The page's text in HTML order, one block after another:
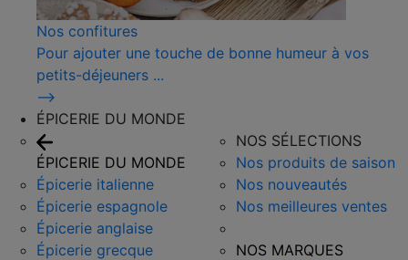
Nos confitures
Pour ajouter une touche de bonne humeur à vos
petits-déjeuners ...
⟶
ÉPICERIE DU MONDE
ÉPICERIE DU MONDE
Épicerie italienne
Épicerie espagnole
Épicerie anglaise
Épicerie grecque
NOS SÉLECTIONS
Nos produits de saison
Nos nouveautés
Nos meilleures ventes
NOS MARQUES